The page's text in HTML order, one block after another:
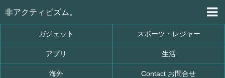
非アクティビズム。
ガジェット スポーツ・レジャー
アプリ 生活
海外 Contact お問合せ